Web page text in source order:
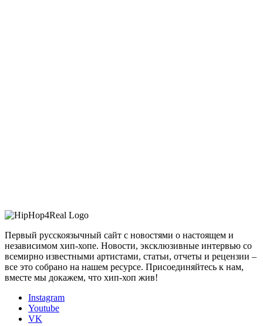
Первый русскоязычный сайт с новостями о настоящем и
независимом хип-хопе. Новости, эксклюзивные интервью со
всемирно известными артистами, статьи, отчеты и рецензии –
все это собрано на нашем ресурсе. Присоединяйтесь к нам,
вместе мы докажем, что хип-хоп жив!
Instagram
Youtube
VK